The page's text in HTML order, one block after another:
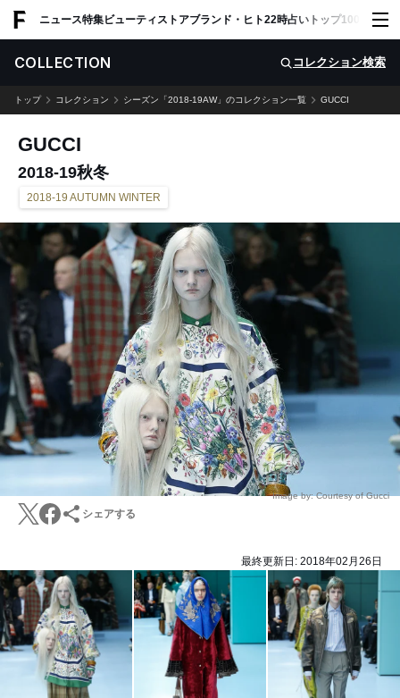
ニュース特集ビューティ ストアブランド・ヒト22時占い トップ100 スナッ
COLLECTION コレクション検索
トップ コレクション シーズン「2018-19AW」のコレクション一覧 GUCCI
GUCCI
2018-19秋冬
2018-19 AUTUMN WINTER
Image by: Courtesy of Gucci
シェアする
最終更新日: 2018年02月26日